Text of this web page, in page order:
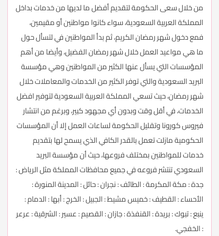
من خلال سعى الحكومة لتقديم أفضل ما لديها من خدمات بداخل
المملكة العربية السعودية، سواء كانوا مواطنين أو مقيمين،
فمع دخول شهر رمضان الكريم، ثم بدأ المواطنين في لتسأل حول
ما هي مواعيد العمل خلال شهر رمضان الفضيل، وأيضا من أهم
المؤسسات التي يسأل عنها الكثير من المواطنين وهي مؤسسة
البريد السعودية والتي توفر الكثير من الخدمات والمعاملات خلال
شهر رمضان، حيث تسعي المملكة العربية السعودية لتوفير افضل
الخدمات، في أقل وقت وبدون أي مجهود كبير، وبرغم من انتشار
فيروس كورونا وتقليل الحكومة لساعات العمل إلا أن المؤسسات
الحكومية مازلت تعمل بالقدر الكافي الذي يسمح لها بتقديم
خدمات للمواطنين بمختلف فروعها، حيث أن مؤسسة البريد
السعودي تنتشر فروعه في جميع محافظات المملكة مثل الرياض :
جدة : مكة المكرمة : الطائف : نجران : حائل : المدينة المنورة :
الأحساء : القطيف : خميس مشيط : الجبيل : الخرج : أبها : الدمام :
ينبع : تبوك : بريدة : القنفذة : جازان : القصيم : عسير : الشرقية : عرعر
: الخفجي.